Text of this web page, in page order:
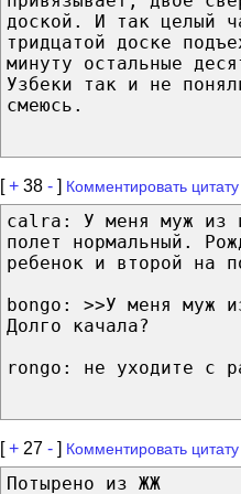
доской. И так целый
тридцатой доске
минуту остальные
Узбеки так и не
смеюсь.
[+ 38 - ] Комментировать
calra: У меня муж из
полет нормальный.
ребенок и второй на
bongo: >>У меня муж
Долго качала?
rongo: не уходите с
[+ 27 - ] Комментировать
Потырено из ЖЖ